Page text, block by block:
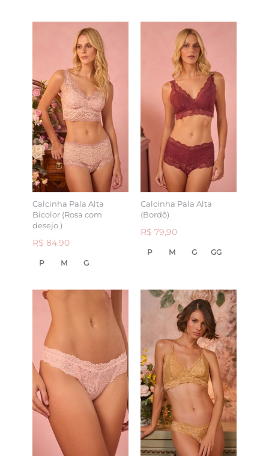
Calcinha Pala Alta
Bicolor (Rosa com
desejo )
R$ 84,90
P M G
Calcinha Pala Alta
(Bordô)
R$ 79,90
P M G GG